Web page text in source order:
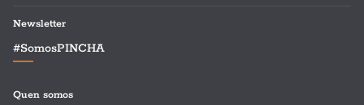
Newsletter
#SomosPINCHA
Quen somos